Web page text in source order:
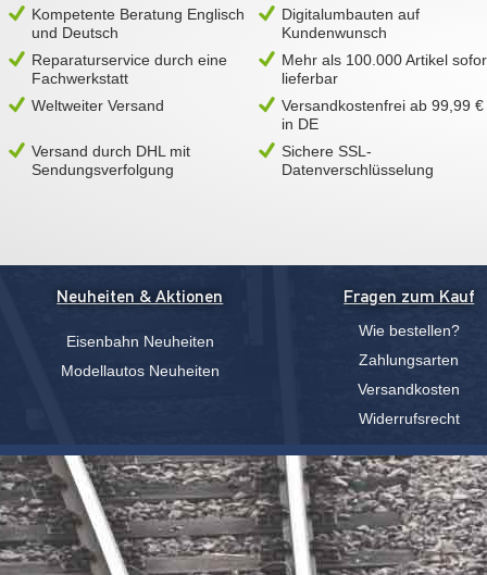
Kompetente Beratung Englisch
und Deutsch
Digitalumbauten auf
Kundenwunsch
Reparaturservice durch eine
Fachwerkstatt
Mehr als 100.000 Artikel
lieferbar
Weltweiter Versand
Versandkostenfrei ab 99,99 €
in DE
Versand durch DHL mit
Sendungsverfolgung
Sichere SSL-
Datenverschlüsselung
Neuheiten & Aktionen
Eisenbahn Neuheiten
Modellautos Neuheiten
Fragen zum Kauf
Wie bestellen?
Zahlungsarten
Versandkosten
Widerrufsrecht